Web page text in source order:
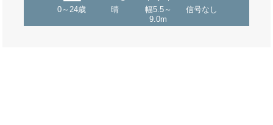
0～24歳 晴
幅5.5～
9.0m
信号なし